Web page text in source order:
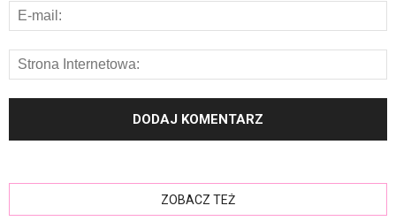
ZOBACZ TEŻ